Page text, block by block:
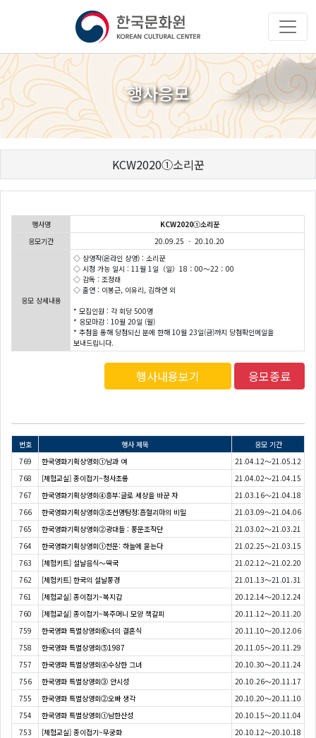
행사응모
KCW2020①소리꾼
행사명
KCW2020①소리꾼
응모기간
20.09.25 - 20.10.20
응모 상세내용
◇ 상영작(온라인 상영) : 소리꾼
◇ 시청 가능 일시 : 11월 1일（일）18：00～22：00
◇ 감독 : 조정래
◇ 출연 : 이봉근, 이유리, 김하연 외
* 모집인원 : 각 회당 500명
* 응모마감 : 10월 20일 (월)
* 추첨을 통해 당첨되신 분에 한해 10월 23일(금)까지 당첨확인메일을
보내드립니다.
행사내용보기 응모종료
번호 행사 제목
응모 기간
769
한국영화기획상영회①남과 여
21.04.12～21.05.12
768
[체험교실] 종이접기~청사초롱
21.04.02～21.04.15
767
한국영화기획상영회④흥부:글로 세상을 바꾼 자
21.03.16～21.04.18
766
한국영화기획상영회③조선명탐정:흡혈괴마의 비밀
21.03.09～21.04.06
765
한국영화기획상영회②광대들 : 풍문조작단
21.03.02～21.03.21
764
한국영화기획상영회①천문: 하늘에 묻는다
21.02.25～21.03.15
763
[체험키트] 설날음식〜떡국
21.02.12～21.02.20
762
[체험키트] 한국의 설날풍경
21.01.13～21.01.31
761
[체험교실] 종이접기~복지갑
20.12.14～20.12.24
760
[체험교실] 종이접기~복주머니 모양 책갈피
20.11.12～20.11.20
759
한국영화 특별상영회⑥너의 결혼식
20.11.10～20.12.06
758
한국영화 특별상영회⑤1987
20.11.05～20.11.29
757
한국영화 특별상영회④수상한 그녀
20.10.30～20.11.24
756
한국영화 특별상영회③ 안시성
20.10.26～20.11.17
755
한국영화 특별상영회②오빠 생각
20.10.20～20.11.10
754
한국영화 특별상영회①남한산성
20.10.15～20.11.04
753
[체험교실] 종이접기~무궁화
20.10.12～20.10.18